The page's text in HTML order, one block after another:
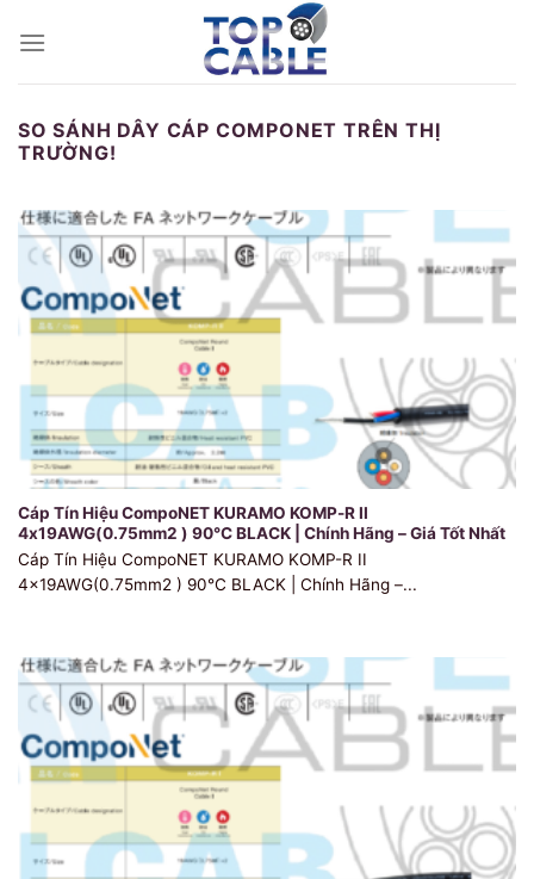
SO SÁNH DÂY CÁP COMPONET TRÊN THỊ
TRƯỜNG!
Cáp Tín Hiệu CompoNET KURAMO KOMP-R II
4x19AWG(0.75mm2 ) 90℃ BLACK | Chính Hãng – Giá Tốt Nhất
Cáp Tín Hiệu CompoNET KURAMO KOMP-R II
4x19AWG(0.75mm2 ) 90℃ BLACK | Chính Hãng –...